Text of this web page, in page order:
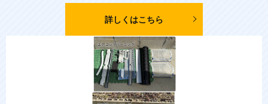
詳しくはこちら